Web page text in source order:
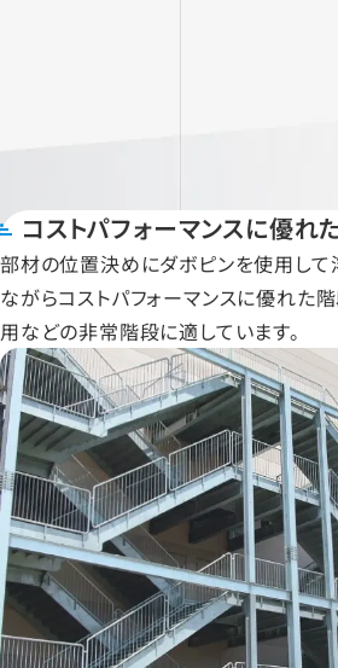
コストパフォーマンスに優れ
部材の位置決めにダボピンを使用して
ながらコストパフォーマンスに優れた
用などの非常階段に適しています。